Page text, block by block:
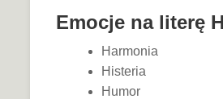
Emocje na literę H
Harmonia
Histeria
Humor